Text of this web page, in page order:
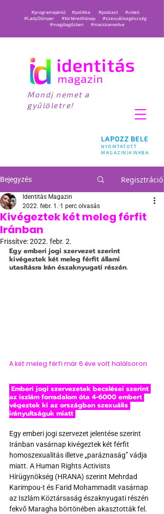
LAPOZZ BELE
NYOMTATOTT
MAGAZINJAINKBA
#programajánló #politika #podcast
#videó
#LadyDömper
#történetihónap
#szexuálisegészség
#magdiagőzben
#macskamedve
Mondj nemet a
gyűlöletre!
Bejegyzés Regisztráció
Kivégeztek két meleg férfit
Iránban
Identitás Magazin
2022. febr. 1. 1 perc olvasás
Frissítve:2022. febr. 2.
Egy emberi jogi szervezet szerint
kivégeztek két meleg férfit állami
utasításra Irán északnyugati részén.
A két meleg férfi már 6 éve volt halálsoron
az iszlám forradalom óta 4-6000 embert
végeztek ki az országban szexuális
irányultságuk miatt
Egy emberi jogi szervezet jelentése szerint
Iránban vasárnap kivégeztek két férfit
homoszexualitás illetve „paráznaság” vádja
miatt. A Human Rights Activists
Hírügynökség (HRANA) szerint Mehrdad
Karimpou-t és Farid Mohammadit vasárnap
az Iszlám Köztársaság északnyugati részén
fekvő Maragha börtönében akasztották fel.